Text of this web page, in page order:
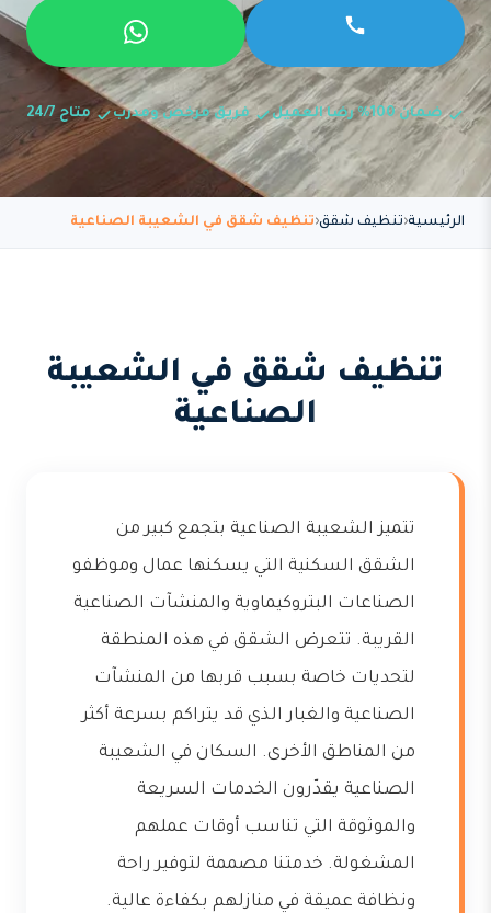
ضمان 100% رضا العميل فريق مرخص ومدرب متاح 24/7
الرئيسية تنظيف شقق تنظيف شقق في الشعيبة الصناعية
تنظيف شقق في الشعيبة
الصناعية
تتميز الشعيبة الصناعية بتجمع كبير من
الشقق السكنية التي يسكنها عمال وموظفو
الصناعات البتروكيماوية والمنشآت الصناعية
القريبة. تتعرض الشقق في هذه المنطقة
لتحديات خاصة بسبب قربها من المنشآت
الصناعية والغبار الذي قد يتراكم بسرعة أكثر
من المناطق الأخرى. السكان في الشعيبة
الصناعية يقدّرون الخدمات السريعة
والموثوقة التي تناسب أوقات عملهم
المشغولة. خدمتنا مصممة لتوفير راحة
ونظافة عميقة في منازلهم بكفاءة عالية.